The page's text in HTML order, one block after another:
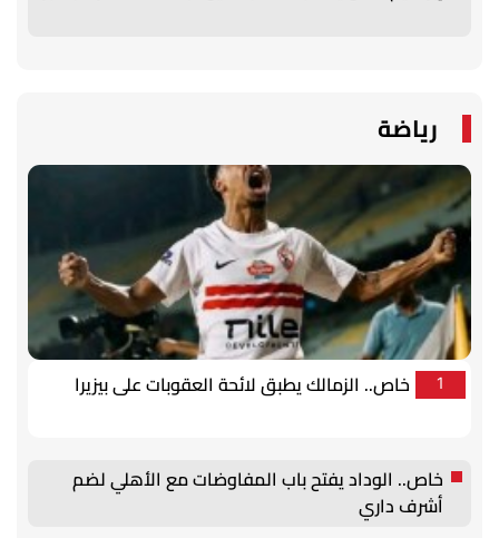
رياضة
1 خاص.. الزمالك يطبق لائحة العقوبات على بيزيرا
خاص.. الوداد يفتح باب المفاوضات مع الأهلي لضم
أشرف داري